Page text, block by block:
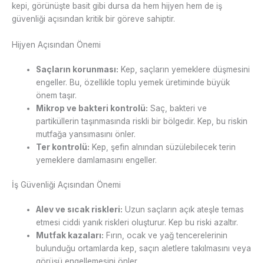
kepi, görünüşte basit gibi dursa da hem hijyen hem de iş
güvenliği açısından kritik bir göreve sahiptir.
Hijyen Açısından Önemi
Saçların korunması: Kep, saçların yemeklere düşmesini
engeller. Bu, özellikle toplu yemek üretiminde büyük
önem taşır.
Mikrop ve bakteri kontrolü: Saç, bakteri ve
partiküllerin taşınmasında riskli bir bölgedir. Kep, bu riskin
mutfağa yansımasını önler.
Ter kontrolü: Kep, şefin alnından süzülebilecek terin
yemeklere damlamasını engeller.
İş Güvenliği Açısından Önemi
Alev ve sıcak riskleri: Uzun saçların açık ateşle temas
etmesi ciddi yanık riskleri oluşturur. Kep bu riski azaltır.
Mutfak kazaları: Fırın, ocak ve yağ tencerelerinin
bulunduğu ortamlarda kep, saçın aletlere takılmasını veya